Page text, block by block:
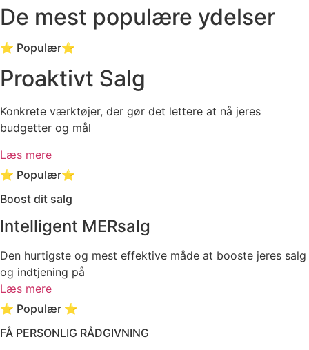
De mest populære ydelser
⭐ Populær⭐
Proaktivt Salg
Konkrete værktøjer, der gør det lettere at nå jeres
budgetter og mål
Læs mere
⭐ Populær⭐
Boost dit salg
Intelligent MERsalg
Den hurtigste og mest effektive måde at booste jeres salg
og indtjening på
Læs mere
⭐ Populær ⭐
FÅ PERSONLIG RÅDGIVNING